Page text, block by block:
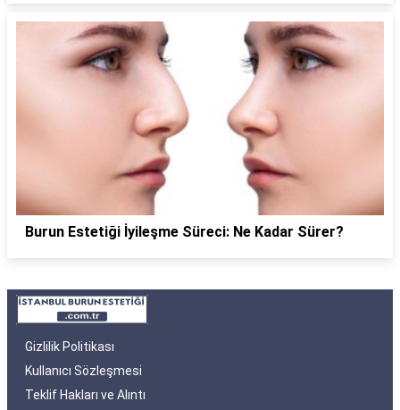
Burun Estetiği İyileşme Süreci: Ne Kadar Sürer?
Gizlilik Politikası
Kullanıcı Sözleşmesi
Teklif Hakları ve Alıntı